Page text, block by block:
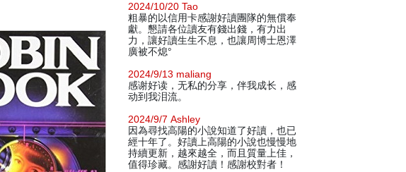
2024/10/20 Tao
粗暴的以信用卡感謝好讀團隊的無償奉
獻。懇請各位讀友有錢出錢，有力出
力，讓好讀生生不息，也讓周博士恩澤
廣被不熄°
2024/9/13 maliang
感谢好读，无私的分享，伴我成长，感
动到我泪流。
2024/9/7 Ashley
因為尋找高陽的小說知道了好讀，也已
經十年了。好讀上高陽的小說也慢慢地
持續更新，越來越全，而且質量上佳，
值得珍藏。感謝好讀！感謝校對者！